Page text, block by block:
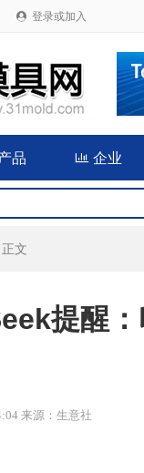
 登录或加入
品 企业
文
提醒
来源：生意社